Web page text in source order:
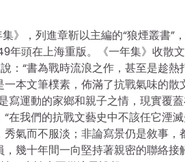
》，列進章靳以主編的“狼煙叢書”
年頭在上海重版。《一年集》收散
：“書為戰時流浪之作，甚至是趁熱
一本文筆樸素，佈滿了抗戰氣味的
寫運動的家鄉和親子之情，現實覆
我們的抗戰文藝史中不該任它湮滅
氣而不服淡；非論寫景仍是敘事，
幾十年間一向堅持著親密的聯絡